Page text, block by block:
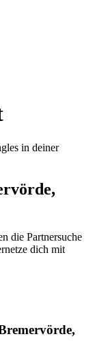
in deiner
die Partnersuche
dich mit